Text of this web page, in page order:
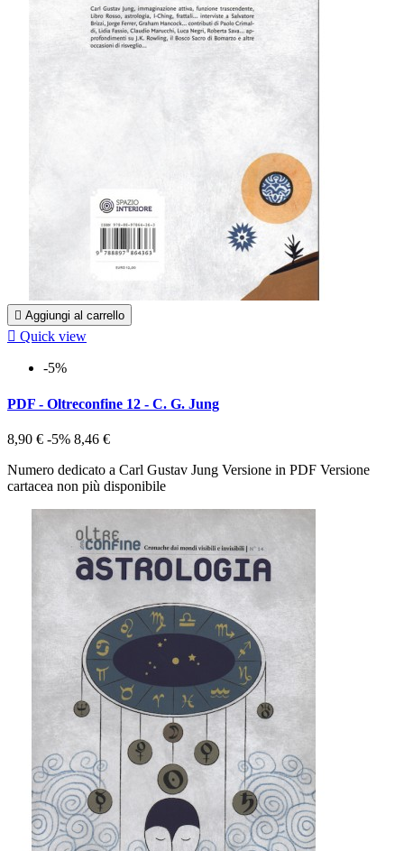
 Aggiungi al carrello
 Quick view
-5%
PDF - Oltreconfine 12 - C. G. Jung
8,90 € -5% 8,46 €
Numero dedicato a Carl Gustav Jung Versione in PDF Versione
cartacea non più disponibile